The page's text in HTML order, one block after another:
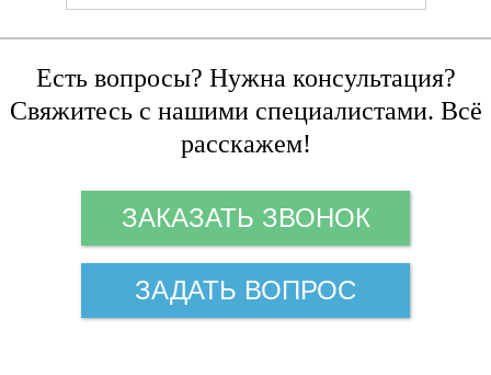
Есть вопросы? Нужна консультация?
Свяжитесь с нашими специалистами. Всё
расскажем!
ЗАКАЗАТЬ ЗВОНОК
ЗАДАТЬ ВОПРОС